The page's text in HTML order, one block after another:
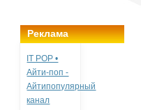
Реклама
IT POP •
Айти-поп -
Айтипопулярный
канал